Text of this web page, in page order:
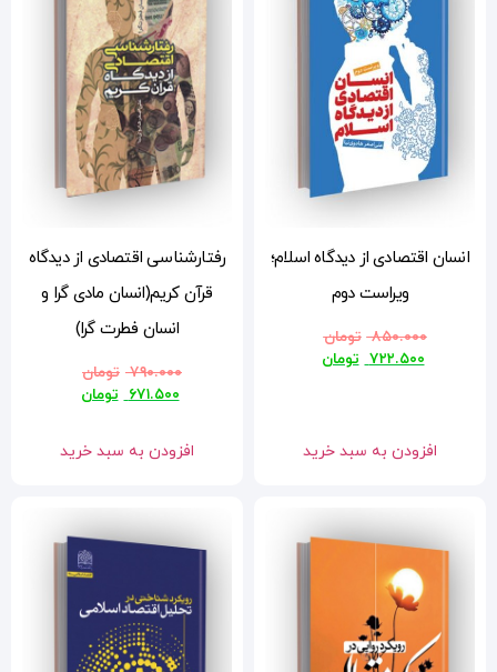
رفتارشناسی اقتصادی از دیدگاه
قرآن کریم(انسان مادی گرا و
انسان فطرت گرا)
۷۹۰.۰۰۰ تومان
افزودن به سبد خرید